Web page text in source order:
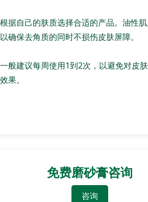
据自己的肤质选择合适的产品。油性
确保去角质的同时不损伤皮肤屏障。
般建议每周使用1到2次，以避免对皮
果。
免费磨砂膏咨询
咨询